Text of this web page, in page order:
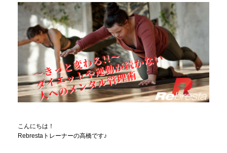
こんにちは！
Rebrestaトレーナーの高橋です♪